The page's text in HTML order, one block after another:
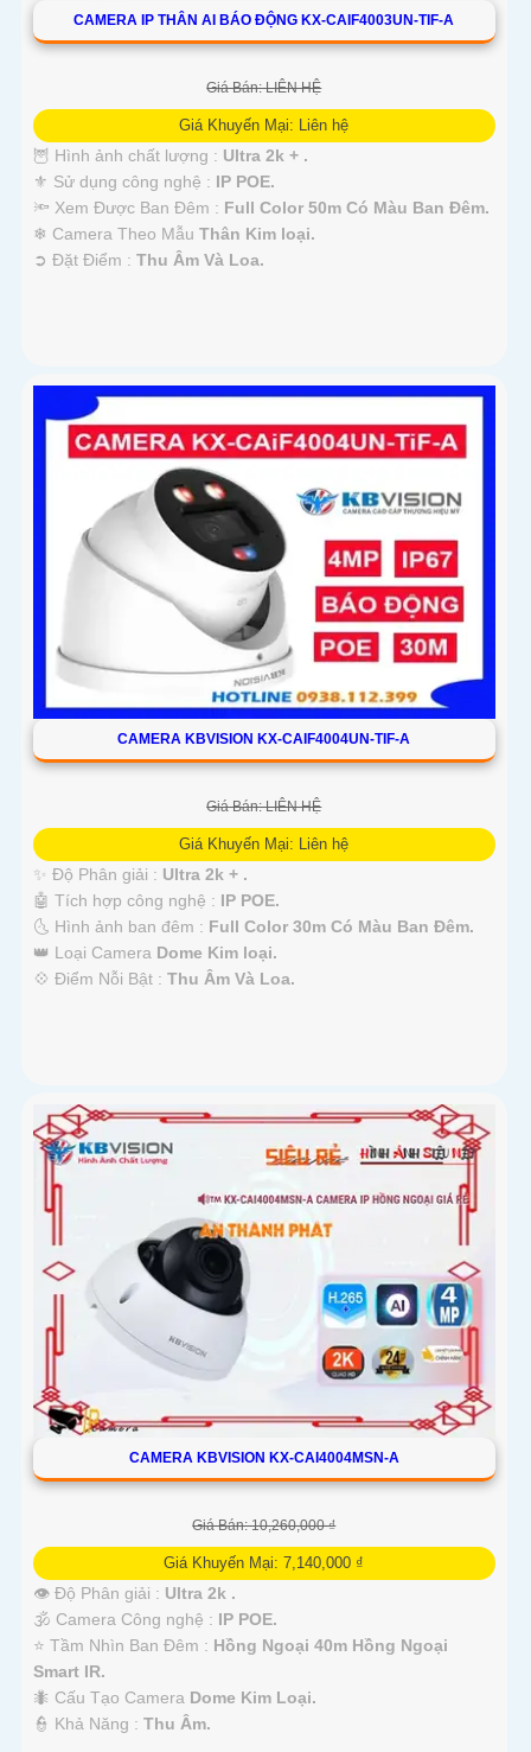
CAMERA IP THÂN AI BÁO ĐỘNG KX-CAIF4003UN-TIF-A
Giá Bán: LIÊN HỆ
Giá Khuyến Mại: Liên hệ
🦉 Hình ảnh chất lượng : Ultra 2k + .
⚜️ Sử dụng công nghệ : IP POE.
🔦 Xem Được Ban Đêm : Full Color 50m Có Màu Ban Ðêm.
❄ Camera Theo Mẫu Thân Kim loại.
️➲ Đặt Điểm : Thu Âm Và Loa.
CAMERA KBVISION KX-CAIF4004UN-TIF-A
Giá Bán: LIÊN HỆ
Giá Khuyến Mại: Liên hệ
✨ Độ Phân giải : Ultra 2k + .
🤖️ Tích hợp công nghệ : IP POE.
🌜 Hình ảnh ban đêm : Full Color 30m Có Màu Ban Ðêm.
👑 Loại Camera Dome Kim loại.
️💠 Điểm Nỗi Bật : Thu Âm Và Loa.
CAMERA KBVISION KX-CAI4004MSN-A
Giá Bán: 10,260,000 ₫
Giá Khuyến Mại: 7,140,000 ₫
👁 Độ Phân giải : Ultra 2k .
🕉️ Camera Công nghệ : IP POE.
⭐ Tầm Nhìn Ban Đêm : Hồng Ngoại 40m Hồng Ngoại
Smart IR.
🐜 Cấu Tạo Camera Dome Kim Loại.
️👮 Khả Năng : Thu Âm.